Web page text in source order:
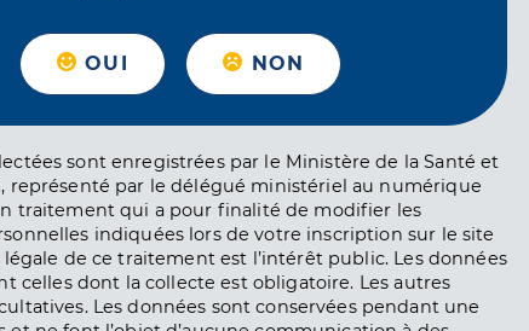
OUI NON
sont enregistrées par le Ministère de la Santé et
représenté par le délégué ministériel au numérique
traitement qui a pour finalité de modifier les
indiquées lors de votre inscription sur le site
légale de ce traitement est l’intérêt public. Les données
celles dont la collecte est obligatoire. Les autres
Les données sont conservées pendant une